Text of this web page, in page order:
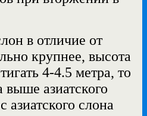
в отличие от
крупнее, высота
4-4.5 метра, то
выше азиатского
слона